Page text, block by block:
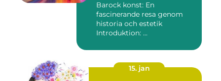
Barock konst: En
fascinerande resa genom
historia och estetik
Introduktion: ...
15. jan